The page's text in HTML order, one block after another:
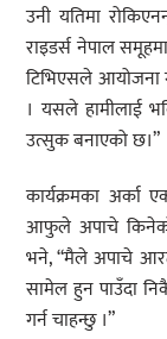
उनी यतिमा
राइडर्स नेपाल
टिभिएसले आयोजना
। यसले हामीलाई
उत्सुक बनाएको छ।”
कार्यक्रमका
आफुले अपाचे किनेको
भने, “मैले अपाचे
सामेल हुन पाउँदा
गर्न चाहन्छु ।”